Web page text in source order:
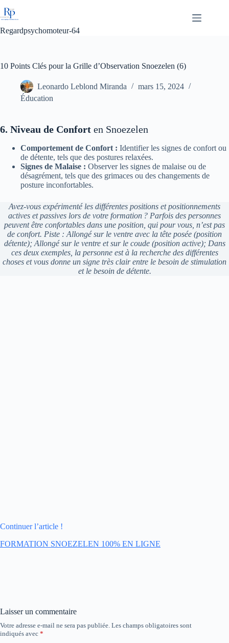
au
contenu
Regardpsychomoteur-64
10 Points Clés pour la Grille d’Observation Snoezelen (6)
Leonardo Leblond Miranda
mars 15, 2024
Éducation
6. Niveau de Confort en Snoezelen
Comportement de Confort : Identifier les signes de confort ou
de détente, tels que des postures relaxées.
Signes de Malaise : Observer les signes de malaise ou de
désagrément, tels que des grimaces ou des changements de
posture inconfortables.
Avez-vous expérimenté les différentes positions et positionnements
actives et passives lors de votre formation ? Parfois des personnes
peuvent être confortables dans une position, qui pour vous, n’est pas
de confort. Piste : Allongé sur le ventre avec la tête posée (position
détente); Allongé sur le ventre et sur le coude (position active); Dans
ces deux exemples, la personne est à la recherche des différentes
choses et vous donne un signe très clair entre le besoin de stimulation
et le besoin de détente.
Continuer l’article !
FORMATION SNOEZELEN 100% EN LIGNE
Laisser un commentaire
Votre adresse e-mail ne sera pas publiée. Les champs obligatoires sont
indiqués avec *